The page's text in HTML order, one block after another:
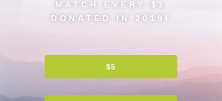
MATCH EVERY $1
DONATED IN 2019!
$5